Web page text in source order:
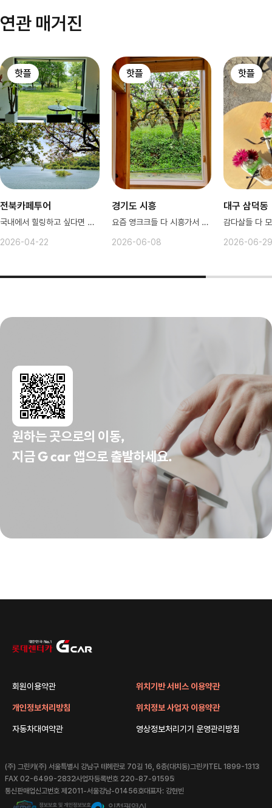
연관 매거진
핫플
전북카페투어
국내에서 힐링하고 싶다면 전북~♥️
2026-04-22
핫플
경기도 시흥
요즘 영크크들 다 시흥가서 논다
2026-06-08
핫플
대구 삼덕동
2026-06-29
원하는 곳으로의 이동,
지금 G car 앱으로 출발하세요.
회원이용약관
개인정보처리방침
자동차대여약관
위치기반 서비스 이용약관
위치정보 사업자 이용약관
영상정보처리기기 운영관리방침
(주) 그린카 (주) 서울특별시 강남구 테헤란로 70길 16, 6층(대치동)그린카 TEL 1899-1313
FAX 02-6499-2832사업자등록번호 220-87-91595
통신판매업신고번호 제2011-서울강남-01456호대표자: 강현빈